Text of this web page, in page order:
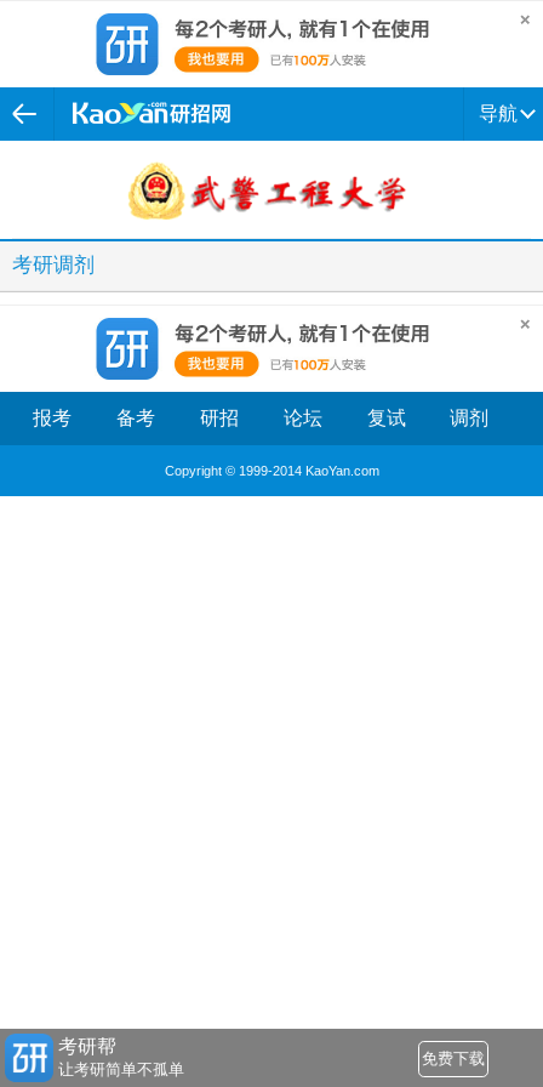
导航
考研调剂
报考 备考 研招 论坛 复试 调剂
Copyright © 1999-2014 KaoYan.com
考研帮
让考研简单不孤单
免费下载